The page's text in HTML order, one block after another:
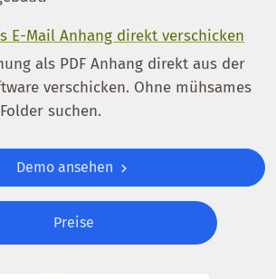
E-Mail Anhang direkt verschicken
als PDF Anhang direkt aus der
verschicken. Ohne mühsames
suchen.
Demo ansehen
Preise